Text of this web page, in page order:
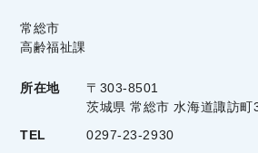
常総市
高齢福祉課
所在地
〒303-8501
茨城県 常総市 水海道諏訪町
TEL
0297-23-2930